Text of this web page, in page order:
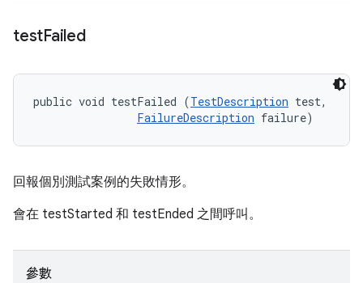
testFailed
public void testFailed (TestDescription test,
FailureDescription failure)
回報個別測試案例的失敗情形。
會在 testStarted 和 testEnded 之間呼叫。
參數